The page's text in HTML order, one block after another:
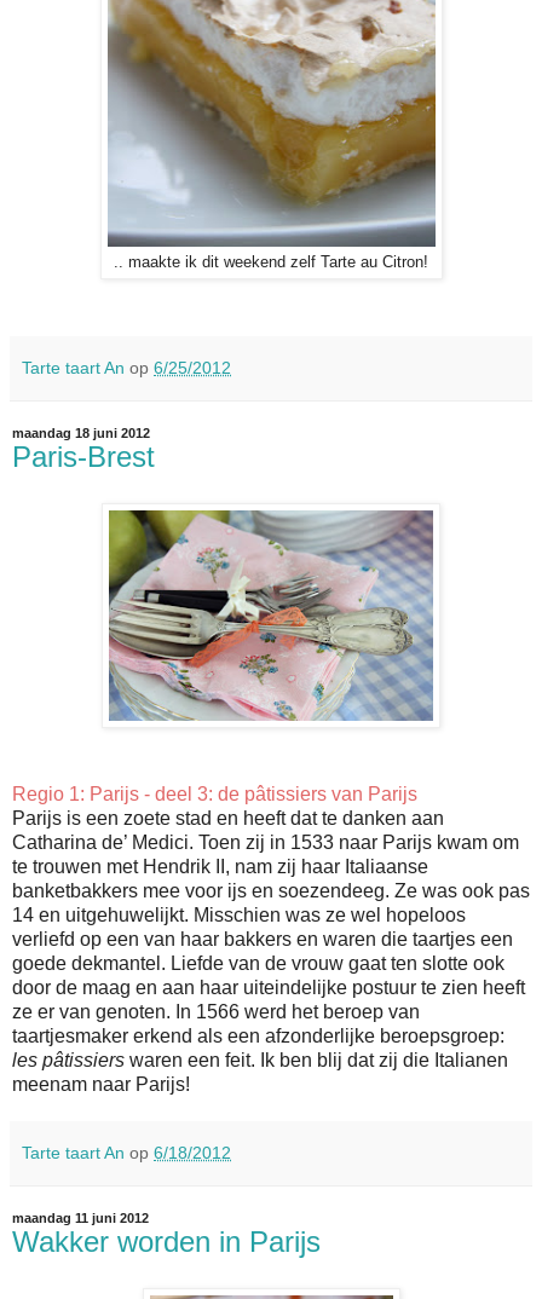
.. maakte ik dit weekend zelf Tarte au Citron!
Tarte taart An op 6/25/2012
maandag 18 juni 2012
Paris-Brest
Regio 1: Parijs - deel 3: de pâtissiers van Parijs
Parijs is een zoete stad en heeft dat te danken aan
Catharina de’ Medici. Toen zij in 1533 naar Parijs kwam om
te trouwen met Hendrik II, nam zij haar Italiaanse
banketbakkers mee voor ijs en soezendeeg. Ze was ook pas
14 en uitgehuwelijkt. Misschien was ze wel hopeloos
verliefd op een van haar bakkers en waren die taartjes een
goede dekmantel. Liefde van de vrouw gaat ten slotte ook
door de maag en aan haar uiteindelijke postuur te zien heeft
ze er van genoten. In 1566 werd het beroep van
taartjesmaker erkend als een afzonderlijke beroepsgroep:
les pâtissiers waren een feit. Ik ben blij dat zij die Italianen
meenam naar Parijs!
Tarte taart An op 6/18/2012
maandag 11 juni 2012
Wakker worden in Parijs